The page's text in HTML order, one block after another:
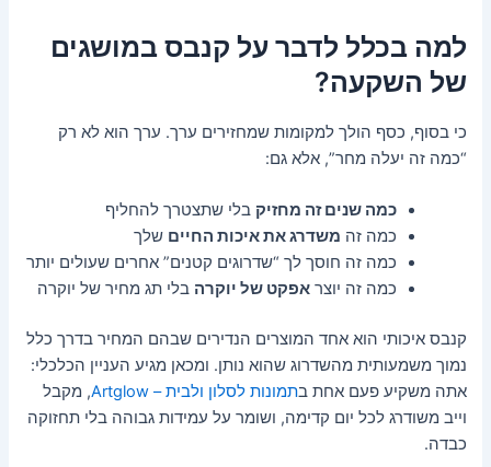
למה בכלל לדבר על קנבס במושגים
של השקעה?
כי בסוף, כסף הולך למקומות שמחזירים ערך. ערך הוא לא רק
“כמה זה יעלה מחר”, אלא גם:
כמה שנים זה מחזיק בלי שתצטרך להחליף
כמה זה משדרג את איכות החיים שלך
כמה זה חוסך לך “שדרוגים קטנים” אחרים שעולים יותר
כמה זה יוצראפקט של יוקרה בלי תג מחיר של יוקרה
קנבס איכותי הוא אחד המוצרים הנדירים שבהם המחיר בדרך כלל
נמוך משמעותית מהשדרוג שהוא נותן. ומכאן מגיע העניין הכלכלי:
אתה משקיע פעם אחת בתמונות לסלון ולבית – Artglow
, מקבל
וייב משודרג לכל יום קדימה, ושומר על עמידות גבוהה בלי תחזוקה
כבדה.